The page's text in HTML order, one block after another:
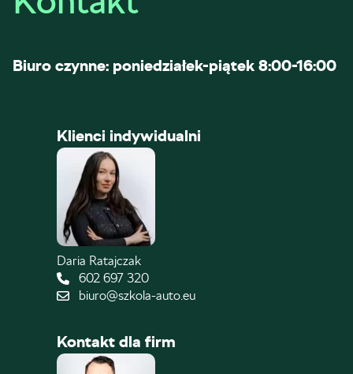
Biuro czynne: poniedziałek-piątek 8:00-16:00
Klienci indywidualni
Daria Ratajczak
602 697 320
biuro@szkola-auto.eu
Kontakt dla firm